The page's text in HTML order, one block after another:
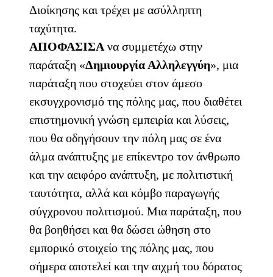
Διοίκησης και τρέχει με ασύλληπτη
ταχύτητα.
ΑΠΟΦΑΣΙΣΑ να συμμετέχω στην
παράταξη «Δημιουργία Αλληλεγγύη», μια
παράταξη που στοχεύει στον άμεσο
εκσυγχρονισμό της πόλης μας, που διαθέτει
επιστημονική γνώση εμπειρία και λύσεις,
που θα οδηγήσουν την πόλη μας σε ένα
άλμα ανάπτυξης με επίκεντρο τον άνθρωπο
και την αειφόρο ανάπτυξη, με πολιτιστική
ταυτότητα, αλλά και κόμβο παραγωγής
σύγχρονου πολιτισμού. Μια παράταξη, που
θα βοηθήσει και θα δώσει ώθηση στο
εμπορικό στοιχείο της πόλης μας, που
σήμερα αποτελεί και την αιχμή του δόρατος